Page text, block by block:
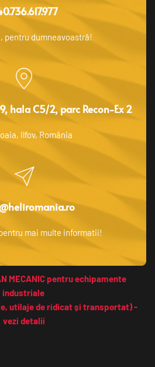
pentru dumneavoastră!
hala C5/2, parc Recon-Ex 2
Ilfov, România
mai multe informatii!
MECANIC pentru echipamente
industriale
utilaje de ridicat și transportat) -
vezi detalii